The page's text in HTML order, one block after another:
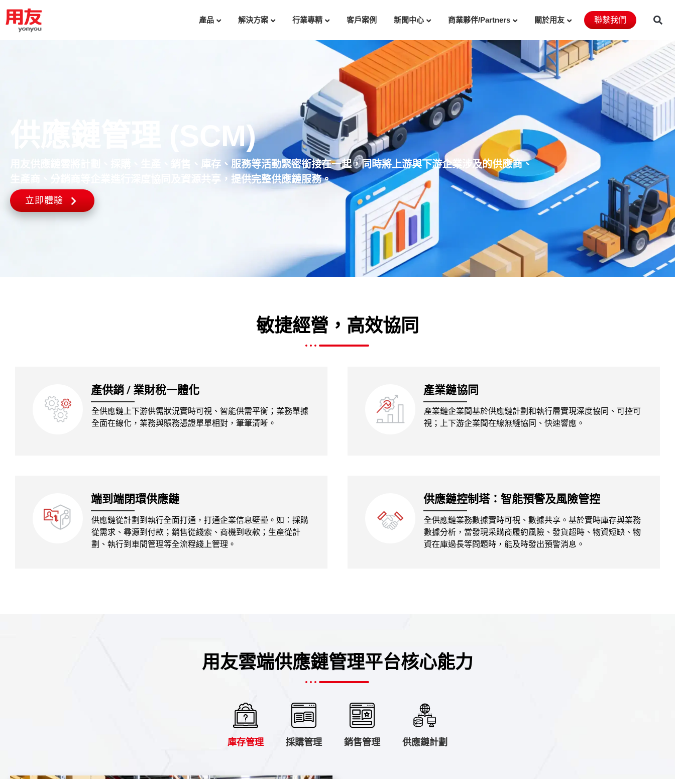
產品 解決方案 行業專精 客戶案例 新聞中心 商業夥伴/Partners 關於用友 聯繫我們
供應鏈管理 (SCM)
用友供應鏈雲將計劃、採購、生產、銷售、庫存、服務等活動緊密銜接在一起，同時將上游與下游企業涉及的供應商、
生產商、分銷商等企業進行深度協同及資源共享，提供完整供應鏈服務。
立即體驗
敏捷經營，高效協同
產供銷 / 業財稅一體化
全供應鏈上下游供需狀況實時可視、智能供需平衡；業務單據
全面在線化，業務與賬務憑證單單相對，筆筆清晰。
產業鏈協同
產業鏈企業間基於供應鏈計劃和執行層實現深度協同、可控可
視；上下游企業間在線無縫協同、快速響應。
端到端閉環供應鏈
供應鏈從計劃到執行全面打通，打通企業信息壁壘。如：採購
從需求、尋源到付款；銷售從綫索、商機到收款；生產從計
劃、執行到車間管理等全流程綫上管理。
供應鏈控制塔：智能預警及風險管控
全供應鏈業務數據實時可視、數據共享。基於實時庫存與業務
數據分析，當發現采購商履約風險、發貨超時、物資短缺、物
資在庫過長等問題時，能及時發出預警消息。
用友雲端供應鏈管理平台核心能力
庫存管理 採購管理 銷售管理 供應鏈計劃